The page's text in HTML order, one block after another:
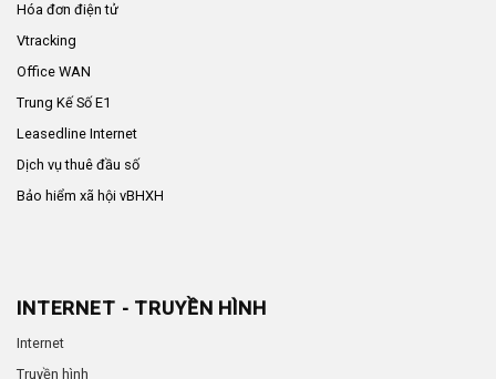
Hóa đơn điện tử
Vtracking
Office WAN
Trung Kế Số E1
Leasedline Internet
Dịch vụ thuê đầu số
Bảo hiểm xã hội vBHXH
INTERNET - TRUYỀN HÌNH
Internet
Truyền hình